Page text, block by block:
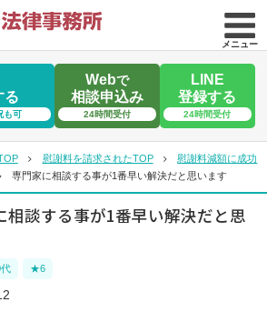
メニュー
る
可
Webで
相談申込み
24時間受付
LINE
登録する
24時間受付
慰謝料を請求されたTOP
慰謝料減額に成功
専門家に相談する事が1番早い解決だと思います
相談する事が1番早い解決だと思
★6